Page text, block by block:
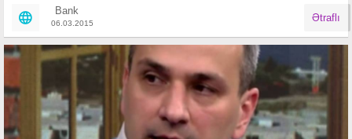
Bank
06.03.2015 Ətraflı